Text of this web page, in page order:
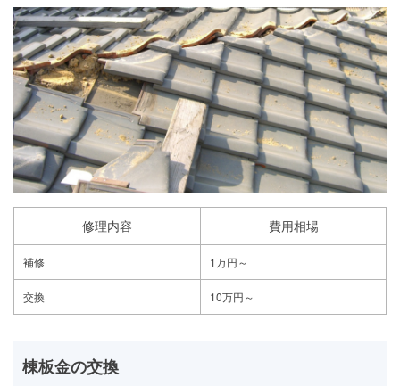
修理内容 費用相場
補修 1万円～
交換 10万円～
棟板金の交換